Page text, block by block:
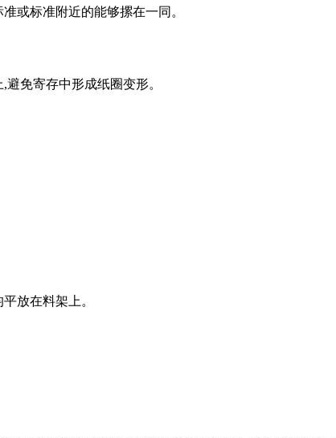
或标准附近的能够摞在一同。
免寄存中形成纸圈变形。
放在料架上。